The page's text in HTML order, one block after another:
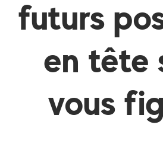
futurs
en tête
vous